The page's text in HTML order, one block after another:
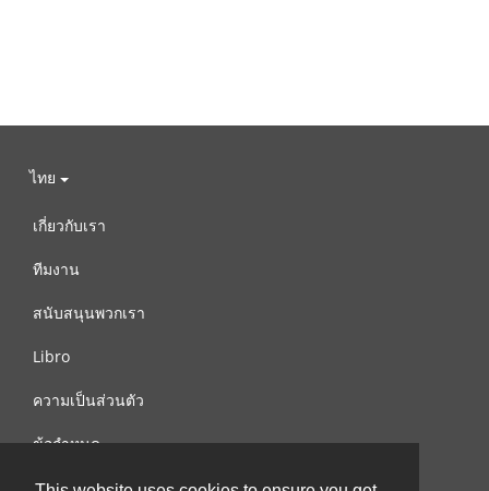
ไทย
เกี่ยวกับเรา
ทีมงาน
สนับสนุนพวกเรา
Libro
ความเป็นส่วนตัว
ข้อกำหนด